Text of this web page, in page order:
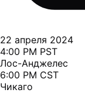
22 апреля 2024
4:00 PM PST
Лос-Анджелес
6:00 PM CST
Чикаго